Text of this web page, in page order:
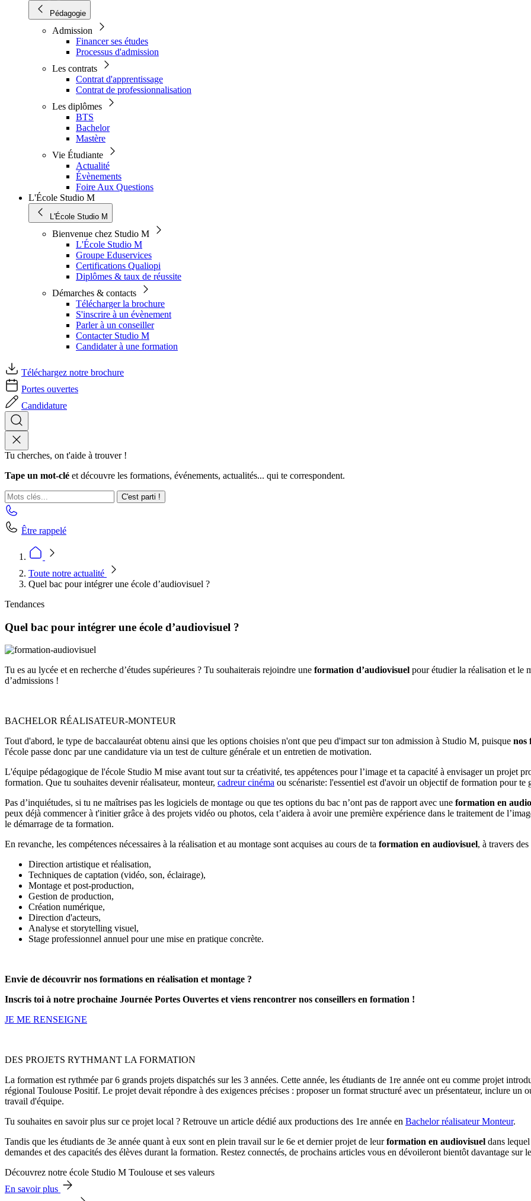
Pédagogie
Admission
Financer ses études
Processus d'admission
Les contrats
Contrat d'apprentissage
Contrat de professionnalisation
Les diplômes
BTS
Bachelor
Mastère
Vie Étudiante
Actualité
Évènements
Foire Aux Questions
L'École Studio M
L'École Studio M
Bienvenue chez Studio M
L'École Studio M
Groupe Eduservices
Certifications Qualiopi
Diplômes & taux de réussite
Démarches & contacts
Télécharger la brochure
S'inscrire à un évènement
Parler à un conseiller
Contacter Studio M
Candidater à une formation
Téléchargez notre brochure
Portes ouvertes
Candidature
Tu cherches, on t'aide à trouver !
Tape un mot-clé et découvre les formations, événements, actualités... qui te correspondent.
C'est parti !
Être rappelé
Toute notre actualité
Quel bac pour intégrer une école d’audiovisuel ?
Tendances
Quel bac pour intégrer une école d’audiovisuel ?
Tu es au lycée et en recherche d’études supérieures ? Tu souhaiterais rejoindre une formation d’audiovisuel pour étudier la réalisation et le
d’admissions !
BACHELOR RÉALISATEUR-MONTEUR
Tout d'abord, le type de baccalauréat obtenu ainsi que les options choisies n'ont que peu d'impact sur ton admission à Studio M, puisque nos
l'école passe donc par une candidature via un test de culture générale et un entretien de motivation.
L'équipe pédagogique de l'école Studio M mise avant tout sur ta créativité, tes appétences pour l’image et ta capacité à envisager un projet
formation. Que tu souhaites devenir réalisateur, monteur, cadreur cinéma ou scénariste: l'essentiel est d'avoir un objectif de formation pour te
Pas d’inquiétudes, si tu ne maîtrises pas les logiciels de montage ou que tes options du bac n’ont pas de rapport avec une formation en
peux déjà commencer à t'initier grâce à des projets vidéo ou photos, cela t’aidera à avoir une première expérience dans le traitement de
le démarrage de ta formation.
En revanche, les compétences nécessaires à la réalisation et au montage sont acquises au cours de ta formation en audiovisuel, à travers
Direction artistique et réalisation,
Techniques de captation (vidéo, son, éclairage),
Montage et post-production,
Gestion de production,
Création numérique,
Direction d'acteurs,
Analyse et storytelling visuel,
Stage professionnel annuel pour une mise en pratique concrète.
Envie de découvrir nos formations en réalisation et montage ?
Inscris toi à notre prochaine Journée Portes Ouvertes et viens rencontrer nos conseillers en formation !
JE ME RENSEIGNE
DES PROJETS RYTHMANT LA FORMATION
La formation est rythmée par 6 grands projets dispatchés sur les 3 années. Cette année, les étudiants de 1re année ont eu comme projet
régional Toulouse Positif. Le projet devait répondre à des exigences précises : proposer un format structuré avec un présentateur, inclure un
travail d'équipe.
Tu souhaites en savoir plus sur ce projet local ? Retrouve un article dédié aux productions des 1re année en Bachelor réalisateur Monteur.
Tandis que les étudiants de 3e année quant à eux sont en plein travail sur le 6e et dernier projet de leurformation en audiovisuel dans
demandes et des capacités des élèves durant la formation. Restez connectés, de prochains articles vous en dévoileront bientôt davantage sur
Découvrez notre école Studio M Toulouse et ses valeurs
En savoir plus